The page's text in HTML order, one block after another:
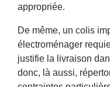
appropriée.
De même, un colis
électroménager
justifie la livraison
donc, là aussi,